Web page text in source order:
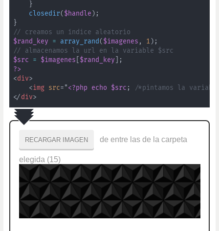
}
closedir( $handle ) ;
}
// creamos un índice aleatorio
$rand_key
= array_rand( $imagenes , 1 ) ;
// almacenamos la url en la variable $src
$src
= $imagenes $rand_key
;
?>
<div>
<img src="<?php echo $src ;
/*pintamos la
</div>